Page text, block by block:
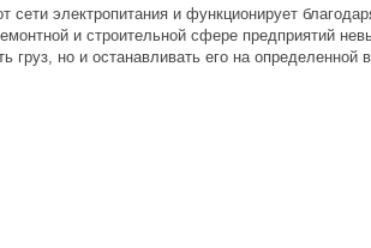
сети электропитания и функционирует
и строительной сфере предприятий
груз, но и останавливать его на определенной